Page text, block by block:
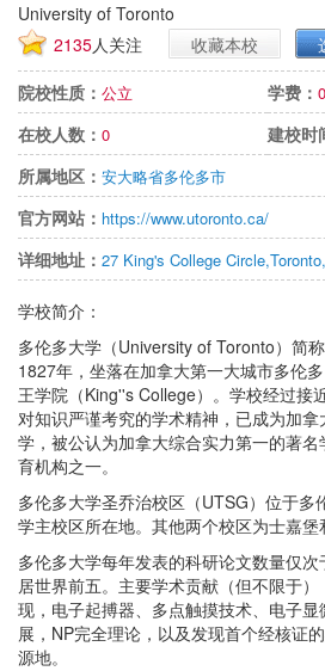
University of Toronto
2135人关注 收藏本校
院校性质： 公立 学费： 0
在校人数： 0 建校时
所属地区： 安大略省多伦多市
官方网站： https://www.utoronto.ca/
详细地址： 27 King's College
学校简介：
多伦多大学（University of Toronto）简
1827年，坐落在加拿大第一大城市多伦
王学院（King''s College）。学校经过接
对知识严谨考究的学术精神，已成为加
学，被公认为加拿大综合实力第一的著
育机构之一。
多伦多大学圣乔治校区（UTSG）位于多
学主校区所在地。其他两个校区为士嘉堡
多伦多大学每年发表的科研论文数量仅
居世界前五。主要学术贡献（但不限于
现，电子起搏器、多点触摸技术、电子
展，NP完全理论，以及发现首个经核证
源地。